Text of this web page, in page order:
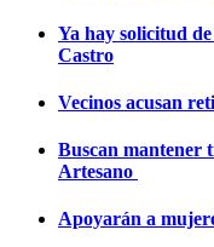
Ya hay solicitud
Castro
Vecinos acusan
Buscan mantener
Artesano
Apoyarán a